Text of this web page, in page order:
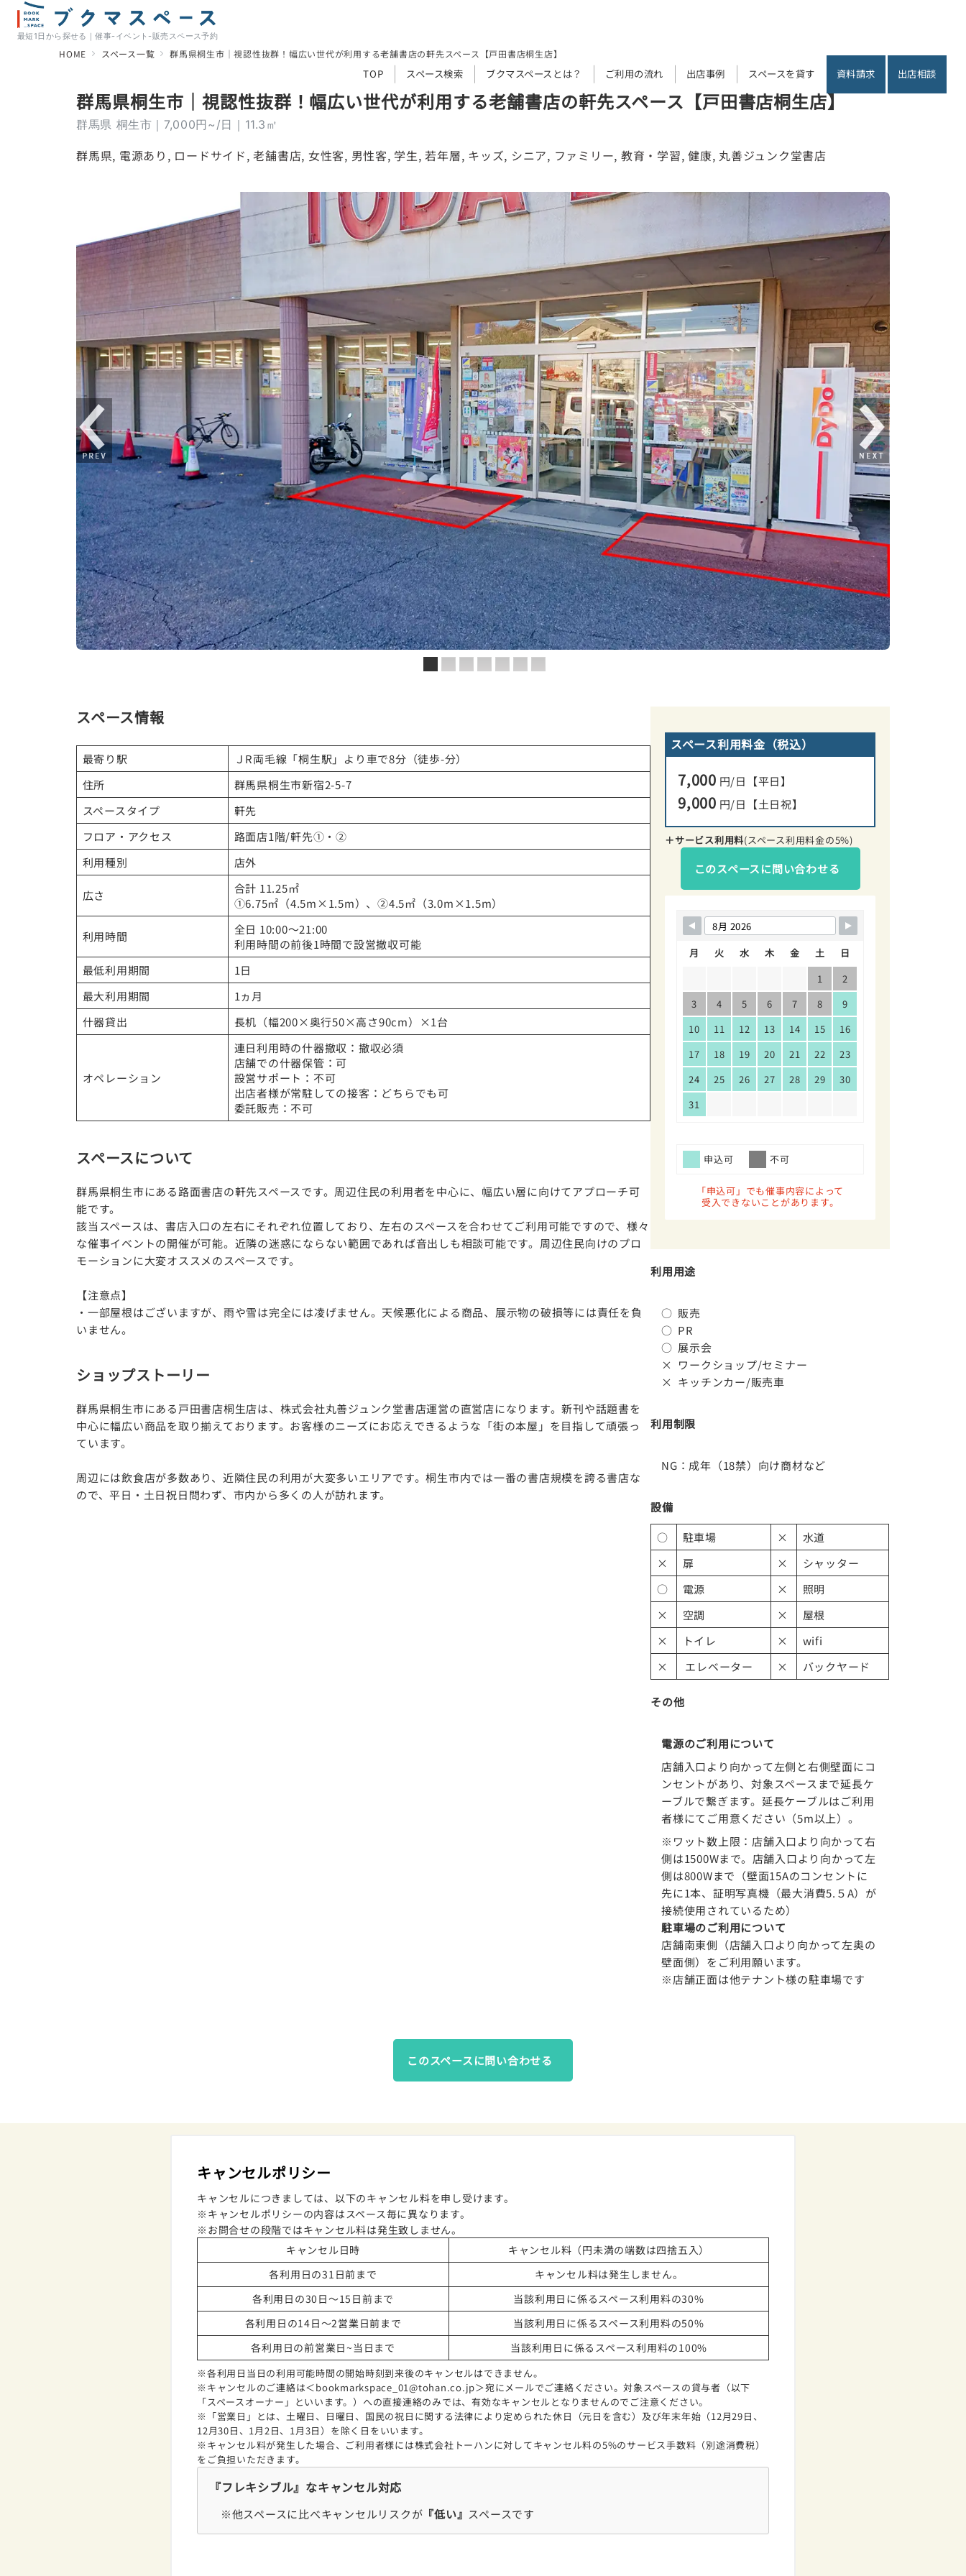
最短1日から探せる｜催事-イベント-販売スペース予約
TOP スペース検索 ブクマスペースとは？ ご利用の流れ 出店事例 スペースを貸す 資料請求 出店相談
HOME スペース一覧 群馬県桐生市｜視認性抜群！幅広い世代が利用する老舗書店の軒先スペース【戸田書店桐生店】
群馬県桐生市｜視認性抜群！幅広い世代が利用する老舗書店の軒先スペース【戸田書店桐生店】
群馬県 桐生市｜7,000円~/日｜11.3㎡
群馬県, 電源あり , ロードサイド, 老舗書店, 女性客, 男性客, 学生, 若年層, キッズ, シニア, ファミリー, 教育・学習, 健康, 丸善ジュンク堂書店
スペース情報
最寄り駅
ＪR両毛線「桐生駅」より車で8分（徒歩-分）
住所
群馬県桐生市新宿2-5-7
スペースタイプ
軒先
フロア・アクセス
路面店1階/軒先①・②
利用種別
店外
広さ
合計 11.25㎡
①6.75㎡（4.5m×1.5m）、②4.5㎡（3.0m×1.5m）
利用時間
全日 10:00～21:00
利用時間の前後1時間で設営撤収可能
最低利用期間
1日
最大利用期間
1ヵ月
什器貸出
長机（幅200×奥行50×高さ90cm）×1台
オペレーション
連日利用時の什器撤収：撤収必須
店舗での什器保管：可
設営サポート：不可
出店者様が常駐しての接客：どちらでも可
委託販売：不可
スペースについて
群馬県桐生市にある路面書店の軒先スペースです。周辺住民の利用者を中心に、幅広い層に向けてアプローチ可
能です。
該当スペースは、書店入口の左右にそれぞれ位置しており、左右のスペースを合わせてご利用可能ですので、様々
な催事イベントの開催が可能。近隣の迷惑にならない範囲であれば音出しも相談可能です。周辺住民向けのプロ
モーションに大変オススメのスペースです。
【注意点】
・一部屋根はございますが、雨や雪は完全には凌げません。天候悪化による商品、展示物の破損等には責任を負
いません。
ショップストーリー
群馬県桐生市にある戸田書店桐生店は、株式会社丸善ジュンク堂書店運営の直営店になります。新刊や話題書を
中心に幅広い商品を取り揃えております。お客様のニーズにお応えできるような「街の本屋」を目指して頑張っ
ています。
周辺には飲食店が多数あり、近隣住民の利用が大変多いエリアです。桐生市内では一番の書店規模を誇る書店な
ので、平日・土日祝日問わず、市内から多くの人が訪れます。
スペース利用料金（税込）
7,000 円/日【平日】
9,000 円/日【土日祝】
＋サービス利用料(スペース利用料金の5%)
このスペースに問い合わせる
月 火 水 木 金 土
日
1
2
3
4 5 6 7 8
9
10
11 12 13 14 15
16
17
18 19 20 21 22
23
24
25 26 27 28 29
30
31
申込可 不可
「申込可」でも催事内容によって
受入できないことがあります。
利用用途
○ 販売
○ PR
○ 展示会
× ワークショップ/セミナー
× キッチンカー/販売車
利用制限
NG：成年（18禁）向け商材など
設備
○
駐車場 ×
水道
×
扉 ×
シャッター
○
電源 ×
照明
×
空調 ×
屋根
×
トイレ ×
wifi
×
エレベーター × バックヤード
その他
電源のご利用について
店舗入口より向かって左側と右側壁面にコ
ンセントがあり、対象スペースまで延長ケ
ーブルで繋ぎます。延長ケーブルはご利用
者様にてご用意ください（5m以上）。
※ワット数上限：店舗入口より向かって右
側は1500Wまで。店舗入口より向かって左
側は800Wまで（壁面15Aのコンセントに
先に1本、証明写真機（最大消費5.５A）が
接続使用されているため）
駐車場のご利用について
店舗南東側（店舗入口より向かって左奥の
壁面側）をご利用願います。
※店舗正面は他テナント様の駐車場です
このスペースに問い合わせる
キャンセルポリシー
キャンセルにつきましては、以下のキャンセル料を申し受けます。
※キャンセルポリシーの内容はスペース毎に異なります。
※お問合せの段階ではキャンセル料は発生致しません。
キャンセル日時
キャンセル料（円未満の端数は四捨五入）
各利用日の31日前まで
キャンセル料は発生しません。
各利用日の30日～15日前まで
当該利用日に係るスペース利用料の30%
各利用日の14日～2営業日前まで
当該利用日に係るスペース利用料の50%
各利用日の前営業日~当日まで
当該利用日に係るスペース利用料の100%
※各利用日当日の利用可能時間の開始時刻到来後のキャンセルはできません。
※キャンセルのご連絡は＜bookmarkspace_01@tohan.co.jp＞宛にメールでご連絡ください。対象スペースの貸与者（以下
「スペースオーナー」といいます。）への直接連絡のみでは、有効なキャンセルとなりませんのでご注意ください。
※「営業日」とは、土曜日、日曜日、国民の祝日に関する法律により定められた休日（元日を含む）及び年末年始（12月29日、
12月30日、1月2日、1月3日）を除く日をいいます。
※キャンセル料が発生した場合、ご利用者様には株式会社トーハンに対してキャンセル料の5%のサービス手数料（別途消費税）
をご負担いただきます。
『フレキシブル』なキャンセル対応
※他スペースに比べキャンセルリスクが 『低い』 スペースです